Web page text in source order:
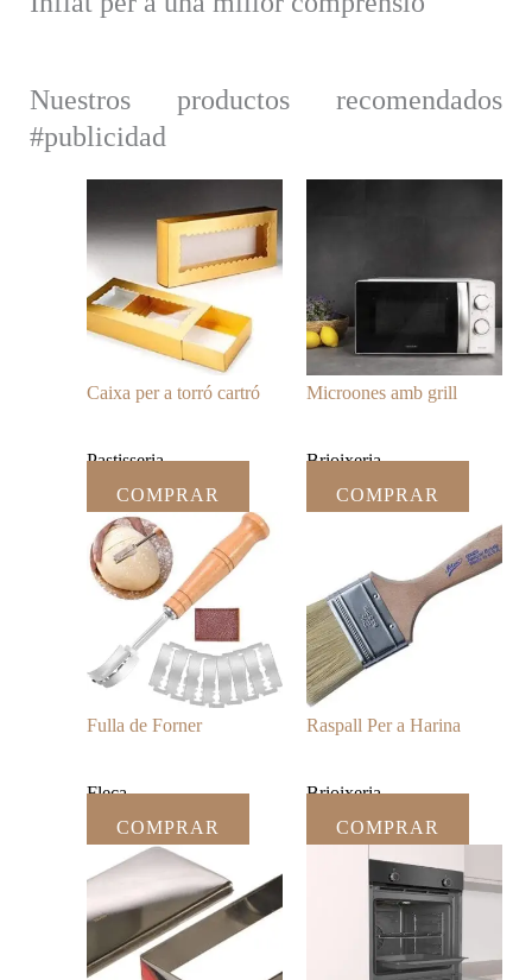
Nuestros productos recomendados
#publicidad
Caixa per a torró cartró
Pastisseria
COMPRAR
Microones amb grill
Brioixeria
COMPRAR
Fulla de Forner
Fleca
COMPRAR
Raspall Per a Harina
Brioixeria
COMPRAR